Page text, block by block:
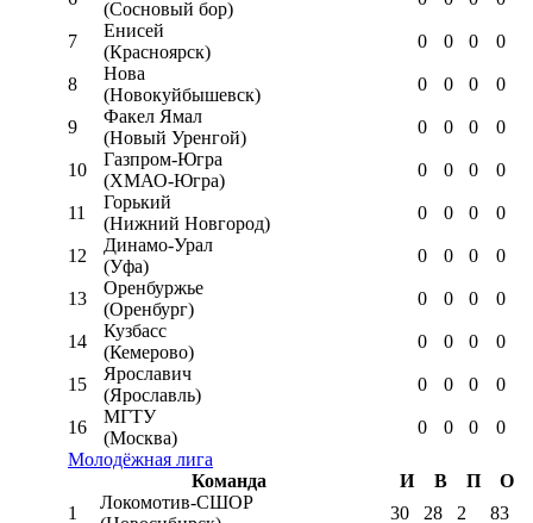
(Сосновый бор)
7
Енисей
(Красноярск)
0 0 0 0
8
Нова
(Новокуйбышевск)
0 0 0 0
9
Факел Ямал
(Новый Уренгой)
0 0 0 0
10
Газпром-Югра
(ХМАО-Югра)
0 0 0 0
11
Горький
(Нижний Новгород)
0 0 0 0
12
Динамо-Урал
(Уфа)
0 0 0 0
13
Оренбуржье
(Оренбург)
0 0 0 0
14
Кузбасс
(Кемерово)
0 0 0 0
15
Ярославич
(Ярославль)
0 0 0 0
16
МГТУ
(Москва)
0 0 0
0
Молодёжная лига
Команда
И В П
О
1
Локомотив-CШОР
30 28 2 83